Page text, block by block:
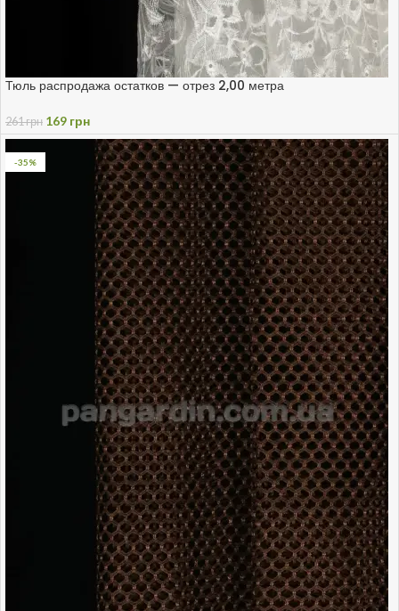
Тюль распродажа остатков — отрез 2,00 метра
261грн 169 грн
-35%